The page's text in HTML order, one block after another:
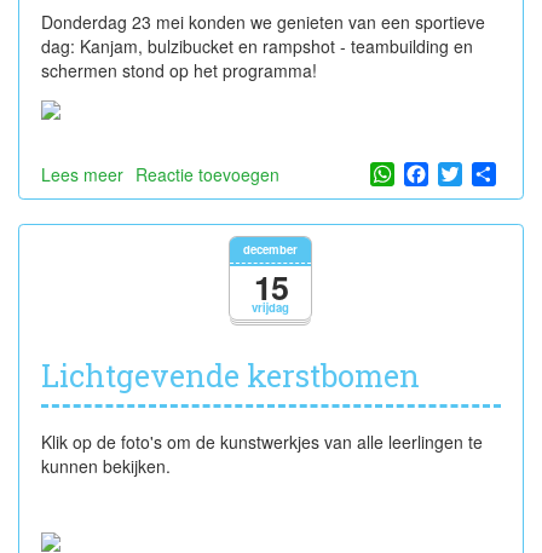
Donderdag 23 mei konden we genieten van een sportieve
dag: Kanjam, bulzibucket en rampshot - teambuilding en
schermen stond op het programma!
Lees meer over
Sportdag
Reactie toevoegen WhatsApp
Facebook
Twitter
vrijdag
december
15
Lichtgevende kerstbomen
Klik op de foto's om de kunstwerkjes van alle leerlingen te
kunnen bekijken.